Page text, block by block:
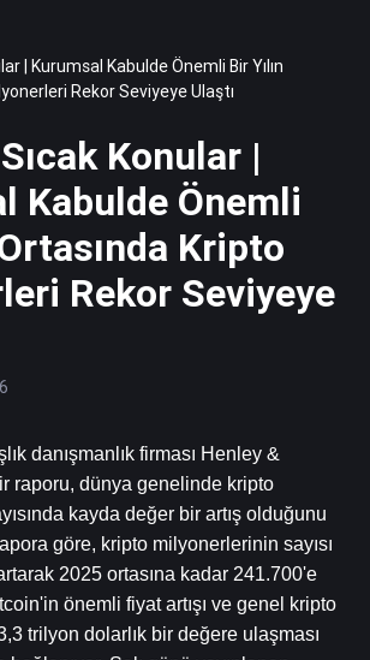
| Kurumsal Kabulde Önemli Bir Yılın
Rekor Seviyeye Ulaştı
Konular |
Kabulde Önemli
Kripto
Rekor Seviyeye
danışmanlık firması Henley &
raporu, dünya genelinde kripto
kayda değer bir artış olduğunu
göre, kripto milyonerlerinin sayısı
2025 ortasına kadar 241.700'e
önemli fiyat artışı ve genel kripto
trilyon dolarlık bir değere ulaşması